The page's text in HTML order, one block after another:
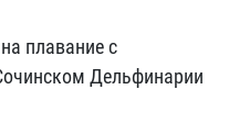
плавание с
Дельфинарии